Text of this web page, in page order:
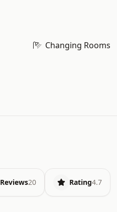
Changing Rooms
Reviews20 Rating4.7